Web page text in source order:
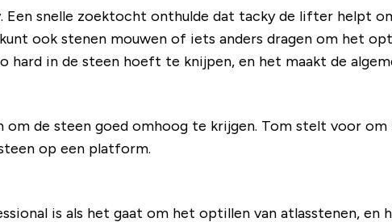
. Een snelle zoektocht onthulde dat tackyde lifter helpt
ook stenen mouwen of iets anders dragen om het
hard in de steen hoeft te knijpen, en het maakt de
om de steen goed omhoog te krijgen. Tom stelt voor
op een platform.
is als het gaat om het optillen van atlasstenen, en